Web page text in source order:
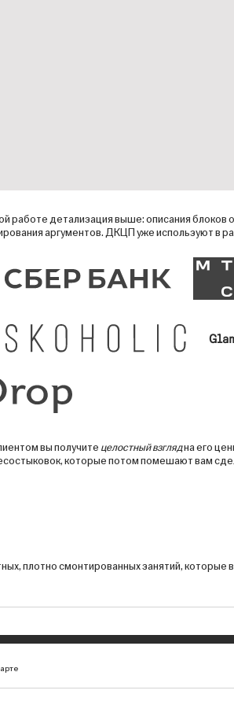
работе детализация выше: описания блоков
аргументов. ДКЦП уже используют в
вы получите целостный взглядна его
которые потом помешают вам
плотно смонтированных занятий, которые